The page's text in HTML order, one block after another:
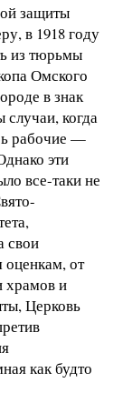
защиты
в 1918 году
из тюрьмы
Омского
в знак
случаи, когда
рабочие —
эти
все-таки не
свои
оценкам, от
храмов и
Церковь
как будто